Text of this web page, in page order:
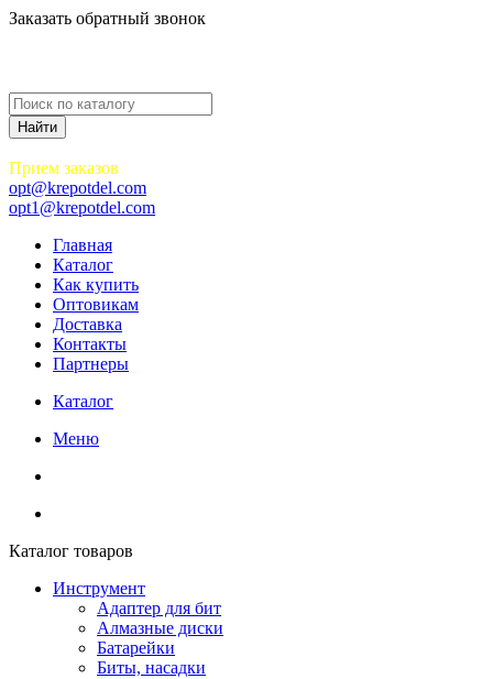
Заказать обратный звонок
Прием заказов
opt@krepotdel.com
opt1@krepotdel.com
Главная
Каталог
Как купить
Оптовикам
Доставка
Контакты
Партнеры
Каталог
Меню
Каталог товаров
Инструмент
Адаптер для бит
Алмазные диски
Батарейки
Биты, насадки